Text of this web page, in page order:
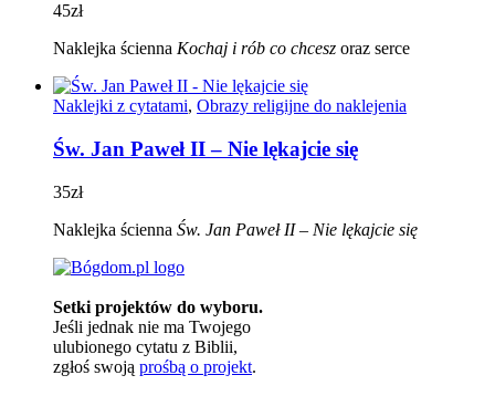
45zł
Naklejka ścienna Kochaj i rób co chcesz oraz serce
Naklejki z cytatami, Obrazy religijne do naklejenia
Św. Jan Paweł II – Nie lękajcie się
35zł
Naklejka ścienna Św. Jan Paweł II – Nie lękajcie się
Setki projektów do wyboru.
Jeśli jednak nie ma Twojego
ulubionego cytatu z Biblii,
zgłoś swoją prośbą o projekt.